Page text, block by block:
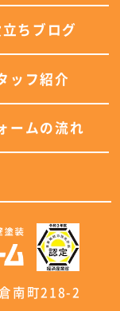
ちブログ
ッフ紹介
ームの流れ
南町218-2